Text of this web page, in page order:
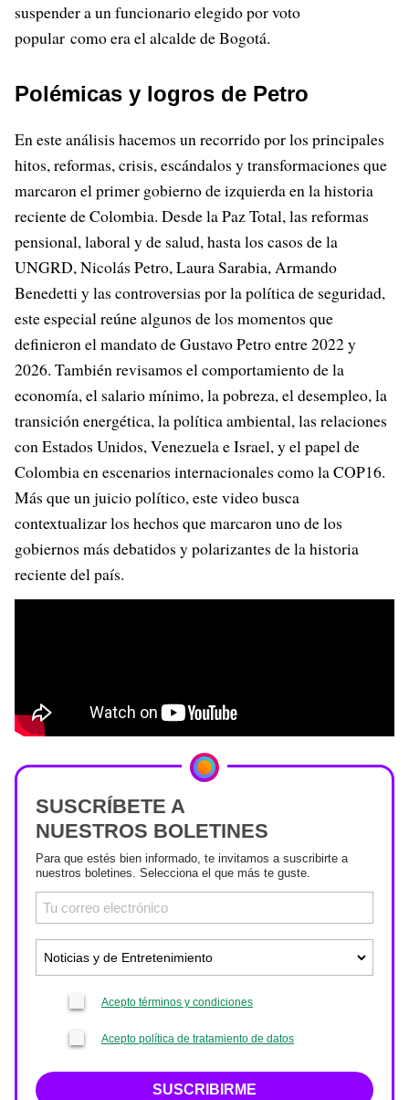
suspender a un funcionario elegido por voto
popular como era el alcalde de Bogotá.
Polémicas y logros de Petro
En este análisis hacemos un recorrido por los principales
hitos, reformas, crisis, escándalos y transformaciones que
marcaron el primer gobierno de izquierda en la historia
reciente de Colombia. Desde la Paz Total, las reformas
pensional, laboral y de salud, hasta los casos de la
UNGRD, Nicolás Petro, Laura Sarabia, Armando
Benedetti y las controversias por la política de seguridad,
este especial reúne algunos de los momentos que
definieron el mandato de Gustavo Petro entre 2022 y
2026. También revisamos el comportamiento de la
economía, el salario mínimo, la pobreza, el desempleo, la
transición energética, la política ambiental, las relaciones
con Estados Unidos, Venezuela e Israel, y el papel de
Colombia en escenarios internacionales como la COP16.
Más que un juicio político, este video busca
contextualizar los hechos que marcaron uno de los
gobiernos más debatidos y polarizantes de la historia
reciente del país.
SUSCRÍBETE A
NUESTROS BOLETINES
Para que estés bien informado, te invitamos a suscribirte a
nuestros boletines. Selecciona el que más te guste.
Acepto términos y condiciones
Acepto política de tratamiento de datos
SUSCRIBIRME